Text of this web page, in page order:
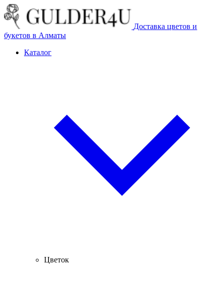
Доставка цветов и
букетов в Алматы
Каталог
Цветок